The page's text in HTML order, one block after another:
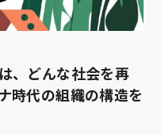
、どんな社会を再
時代の組織の構造を